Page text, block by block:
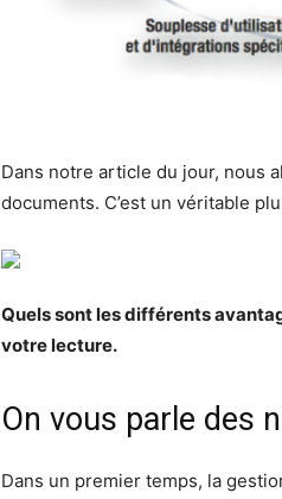
Dans notre article du jour, nous
documents. C’est un véritable
Quels sont les différents
votre lecture.
On vous parle des
Dans un premier temps, la